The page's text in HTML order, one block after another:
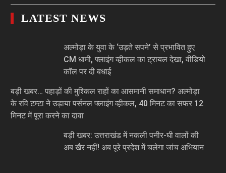
LATEST NEWS
अल्मोड़ा के युवा के ‘उड़ते सपने’ से प्रभावित हुए
CM धामी, फ्लाइंग व्हीकल का ट्रायल देखा, वीडियो
कॉल पर दी बधाई
बड़ी खबर… पहाड़ों की मुश्किल राहों का आसमानी समाधान? अल्मोड़ा
के रवि टम्टा ने उड़ाया पर्सनल फ्लाइंग व्हीकल, 40 मिनट का सफर 12
मिनट में पूरा करने का दावा
बड़ी खबर: उत्तराखंड में नकली पनीर-घी वालों की
अब खैर नहीं! अब पूरे प्रदेश में चलेगा जांच अभियान